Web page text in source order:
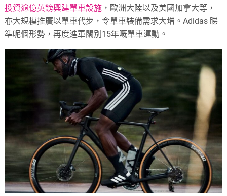
投資逾億英鎊興建單車設施 ，歐洲大陸以及美國加拿大等，
亦大規模推廣以單車代步，令單車裝備需求大增。Adidas 睇
準呢個形勢，再度進軍闊別15年嘅單車運動。